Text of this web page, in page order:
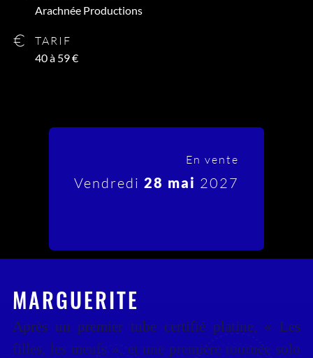
Arachnée Productions
TARIF
40 à 59 €
En vente
Vendredi 28 mai 2027
MARGUERITE
Après un premier tube certifié platine, « Les
filles, les meufs », et une première tournée solo